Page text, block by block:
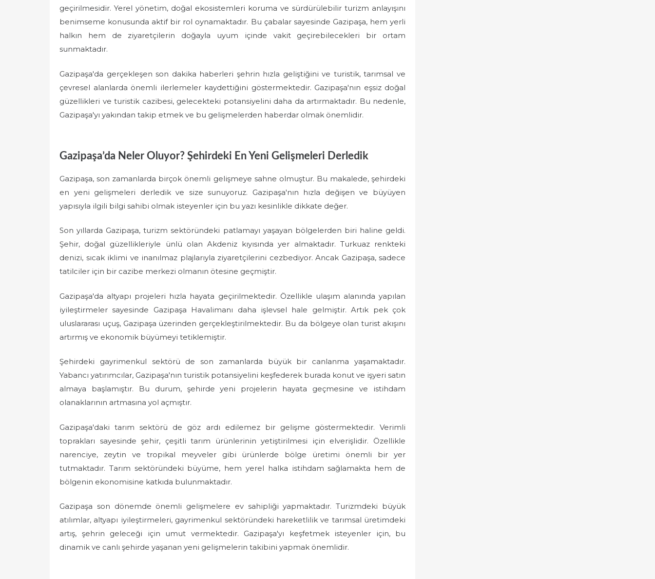
geçirilmesidir. Yerel yönetim, doğal ekosistemleri koruma ve sürdürülebilir turizm anlayışını
benimseme konusunda aktif bir rol oynamaktadır. Bu çabalar sayesinde Gazipaşa, hem yerli
halkın hem de ziyaretçilerin doğayla uyum içinde vakit geçirebilecekleri bir ortam
sunmaktadır.
Gazipaşa'da gerçekleşen son dakika haberleri şehrin hızla geliştiğini ve turistik, tarımsal ve
çevresel alanlarda önemli ilerlemeler kaydettiğini göstermektedir. Gazipaşa'nın eşsiz doğal
güzellikleri ve turistik cazibesi, gelecekteki potansiyelini daha da artırmaktadır. Bu nedenle,
Gazipaşa'yı yakından takip etmek ve bu gelişmelerden haberdar olmak önemlidir.
Gazipaşa’da Neler Oluyor? Şehirdeki En Yeni Gelişmeleri Derledik
Gazipaşa, son zamanlarda birçok önemli gelişmeye sahne olmuştur. Bu makalede, şehirdeki
en yeni gelişmeleri derledik ve size sunuyoruz. Gazipaşa'nın hızla değişen ve büyüyen
yapısıyla ilgili bilgi sahibi olmak isteyenler için bu yazı kesinlikle dikkate değer.
Son yıllarda Gazipaşa, turizm sektöründeki patlamayı yaşayan bölgelerden biri haline geldi.
Şehir, doğal güzellikleriyle ünlü olan Akdeniz kıyısında yer almaktadır. Turkuaz renkteki
denizi, sıcak iklimi ve inanılmaz plajlarıyla ziyaretçilerini cezbediyor. Ancak Gazipaşa, sadece
tatilciler için bir cazibe merkezi olmanın ötesine geçmiştir.
Gazipaşa'da altyapı projeleri hızla hayata geçirilmektedir. Özellikle ulaşım alanında yapılan
iyileştirmeler sayesinde Gazipaşa Havalimanı daha işlevsel hale gelmiştir. Artık pek çok
uluslararası uçuş, Gazipaşa üzerinden gerçekleştirilmektedir. Bu da bölgeye olan turist akışını
artırmış ve ekonomik büyümeyi tetiklemiştir.
Şehirdeki gayrimenkul sektörü de son zamanlarda büyük bir canlanma yaşamaktadır.
Yabancı yatırımcılar, Gazipaşa'nın turistik potansiyelini keşfederek burada konut ve işyeri satın
almaya başlamıştır. Bu durum, şehirde yeni projelerin hayata geçmesine ve istihdam
olanaklarının artmasına yol açmıştır.
Gazipaşa'daki tarım sektörü de göz ardı edilemez bir gelişme göstermektedir. Verimli
toprakları sayesinde şehir, çeşitli tarım ürünlerinin yetiştirilmesi için elverişlidir. Özellikle
narenciye, zeytin ve tropikal meyveler gibi ürünlerde bölge üretimi önemli bir yer
tutmaktadır. Tarım sektöründeki büyüme, hem yerel halka istihdam sağlamakta hem de
bölgenin ekonomisine katkıda bulunmaktadır.
Gazipaşa son dönemde önemli gelişmelere ev sahipliği yapmaktadır. Turizmdeki büyük
atılımlar, altyapı iyileştirmeleri, gayrimenkul sektöründeki hareketlilik ve tarımsal üretimdeki
artış, şehrin geleceği için umut vermektedir. Gazipaşa'yı keşfetmek isteyenler için, bu
dinamik ve canlı şehirde yaşanan yeni gelişmelerin takibini yapmak önemlidir.